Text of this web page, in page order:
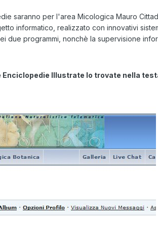
saranno per l'area Micologica Mauro
informatico, realizzato con innovativi
due programmi, nonchè la supervisione
Enciclopedie Illustrate lo trovate nella